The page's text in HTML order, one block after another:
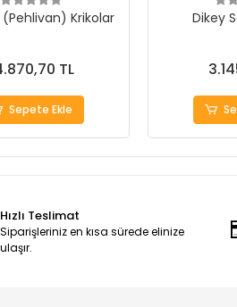
Krikolar
TL
Sepete Ekle
Dikey
Hızlı Teslimat
Siparişleriniz en kısa sürede elinize
ulaşır.